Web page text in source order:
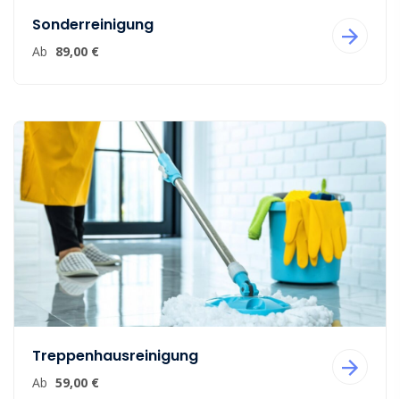
Sonderreinigung
Ab 89,00 €
Treppenhausreinigung
Ab 59,00 €